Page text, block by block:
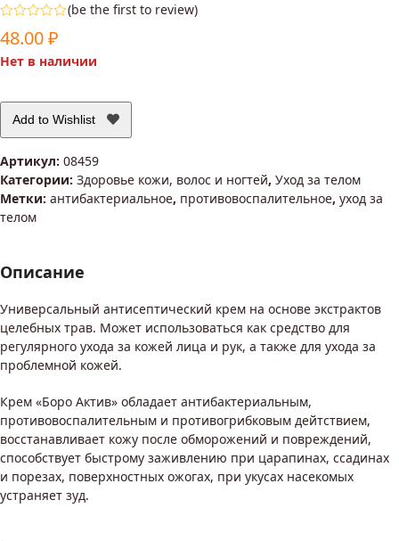
0
5
(be the first to review)
48.00₽
Нет в наличии
Add to Wishlist
Артикул: 08459
Категории: Здоровье кожи, волос и ногтей, Уход за телом
Метки: антибактериальное, противовоспалительное, уход за
телом
Описание
Универсальный антисептический крем на основе экстрактов
целебных трав. Может использоваться как средство для
регулярного ухода за кожей лица и рук, а также для ухода за
проблемной кожей.
Крем «Боро Актив» обладает антибактериальным,
противовоспалительным и противогрибковым дейтствием,
восстанавливает кожу после обморожений и повреждений,
способствует быстрому заживлению при царапинах, ссадинах
и порезах, поверхностных ожогах, при укусах насекомых
устраняет зуд.